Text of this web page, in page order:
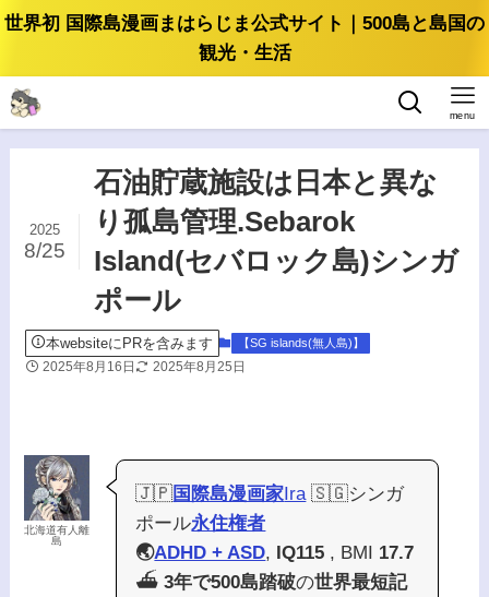
世界初 国際島漫画まはらじま公式サイト｜500島と島国の
観光・生活
menu
石油貯蔵施設は日本と異な
り孤島管理.Sebarok
Island(セバロック島)シンガ
ポール
2025
8/25
本websiteにPRを含みます 【SG islands(無人島)】
2025年8月16日 2025年8月25日
北海道有人離
島
🇯🇵国際島漫画家 Ira🇸🇬シンガ
ポール永住権者
🌏ADHD + ASD, IQ115 , BMI 17.7
⛴️3年で500島踏破の世界最短記